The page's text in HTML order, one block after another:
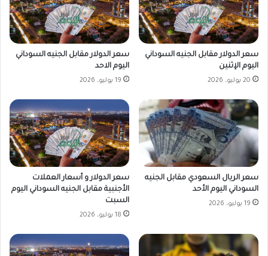
سعر الدولار مقابل الجنيه السوداني
اليوم الإثنين
20 يوليو، 2026
سعر الدولار مقابل الجنيه السوداني
اليوم الاحد
19 يوليو، 2026
سعر الريال السعودي مقابل الجنيه
السوداني اليوم الأحد
19 يوليو، 2026
سعر الدولار و أسعار العملات
الأجنبية مقابل الجنيه السوداني اليوم
السبت
18 يوليو، 2026